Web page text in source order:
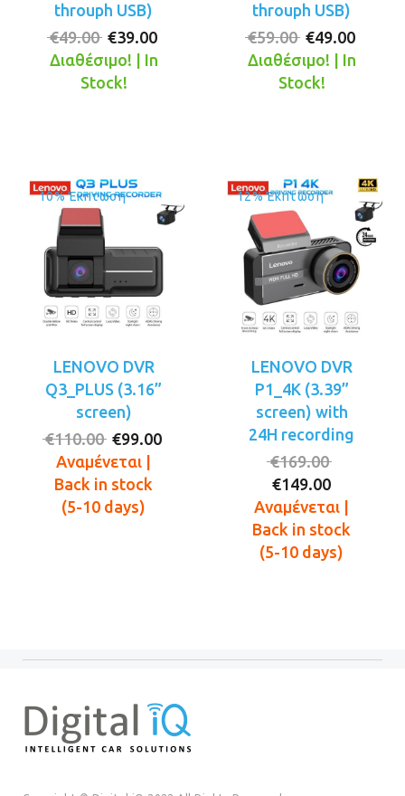
throuph USB)
€49.00 Original
price
was:
€39.00
Διαθέσιμο! | In
Stock!
throuph USB)
€59.00 Original
price
was:
€49.00
Διαθέσιμο! | In
Stock!
10% Έκπτωση
LENOVO DVR
Q3_PLUS (3.16”
screen)
€110.00 Original
price
was:
€110.00.
€99.00
Αναμένεται |
Back in stock
(5-10 days)
12% Έκπτωση
LENOVO DVR
P1_4K (3.39”
screen) with
24H recording
€169.00
was:
€169.00.
€149.00
τιμή
είναι:
Αναμένεται |
Back in stock
(5-10 days)